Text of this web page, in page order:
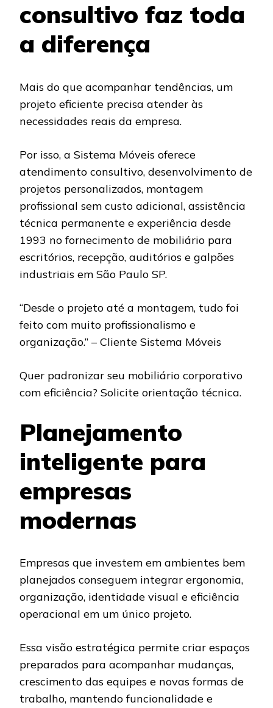
consultivo faz toda
a diferença
Mais do que acompanhar tendências, um
projeto eficiente precisa atender às
necessidades reais da empresa.
Por isso, a Sistema Móveis oferece
atendimento consultivo, desenvolvimento de
projetos personalizados, montagem
profissional sem custo adicional, assistência
técnica permanente e experiência desde
1993 no fornecimento de mobiliário para
escritórios, recepção, auditórios e galpões
industriais em São Paulo SP.
“Desde o projeto até a montagem, tudo foi
feito com muito profissionalismo e
organização.” – Cliente Sistema Móveis
Quer padronizar seu mobiliário corporativo
com eficiência? Solicite orientação técnica.
Planejamento
inteligente para
empresas
modernas
Empresas que investem em ambientes bem
planejados conseguem integrar ergonomia,
organização, identidade visual e eficiência
operacional em um único projeto.
Essa visão estratégica permite criar espaços
preparados para acompanhar mudanças,
crescimento das equipes e novas formas de
trabalho, mantendo funcionalidade e